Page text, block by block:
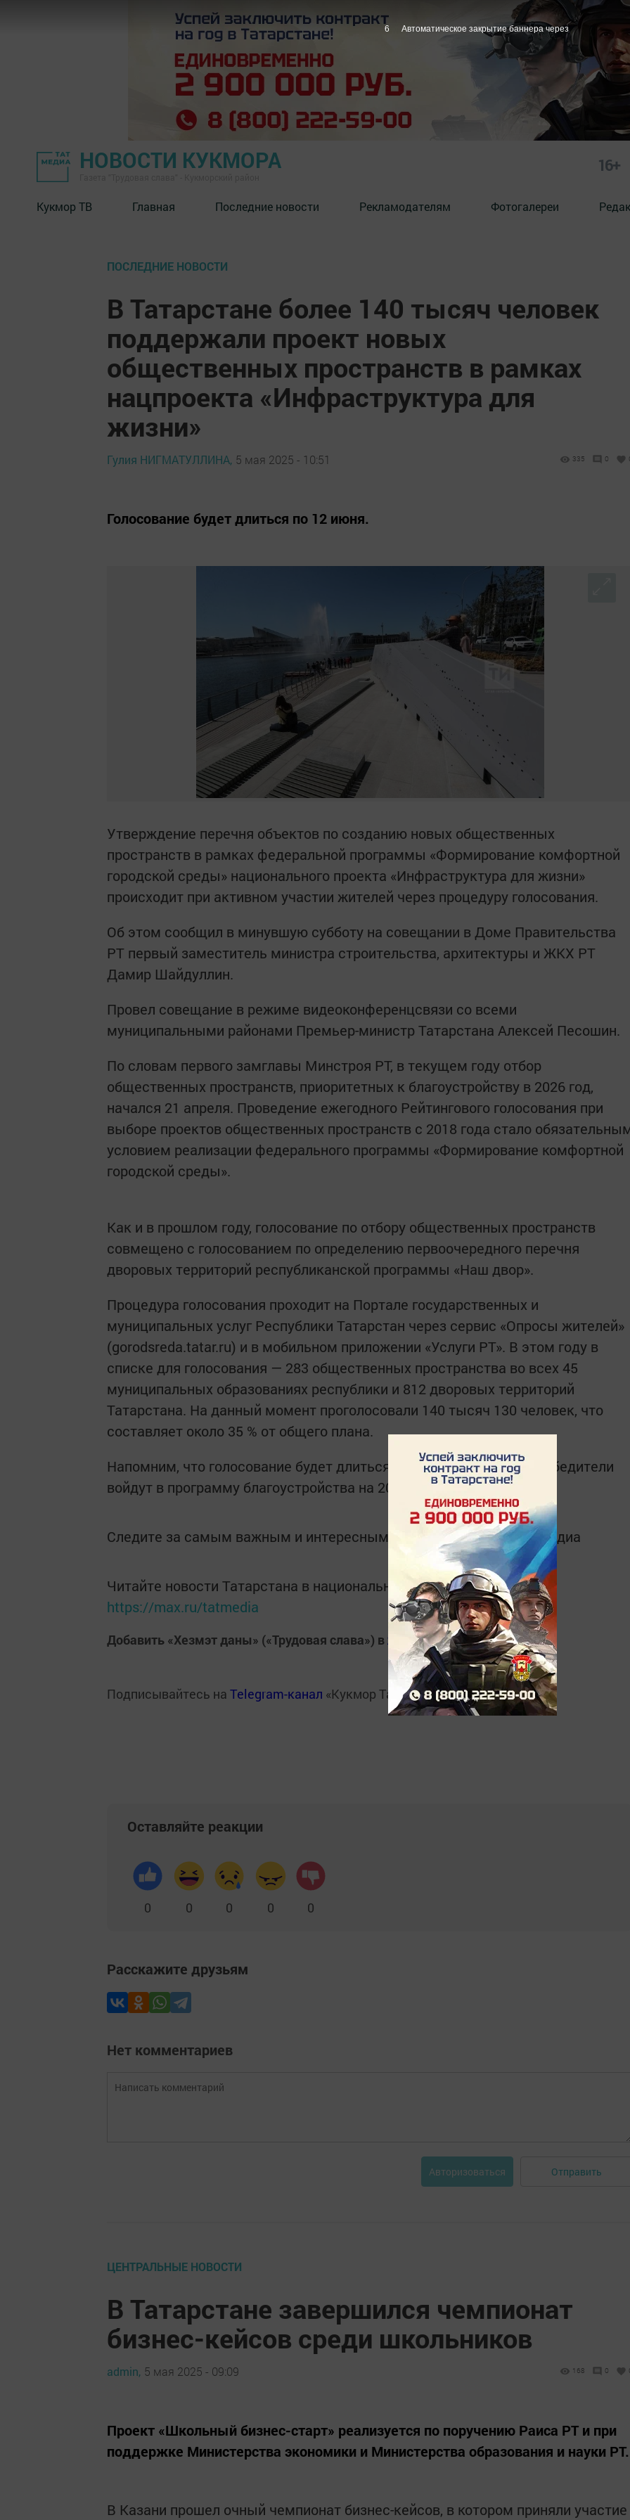
НОВОСТИ КУКМОРА 16+
Кукмор ТВ Главная Последние новости Рекламодателям Фотогалереи
ПОСЛЕДНИЕ НОВОСТИ
В Татарстане более 140 тысяч человек
поддержали проект новых
общественных пространств в рамках
нацпроекта «Инфраструктура для
жизни»
Гулия НИГМАТУЛЛИНА, 5 мая 2025 - 10:51 335 0
Голосование будет длиться по 12 июня.
Утверждение перечня объектов по созданию новых общественных
пространств в рамках федеральной программы «Формирование комфортной
городской среды» национального проекта «Инфраструктура для жизни»
происходит при активном участии жителей через процедуру голосования.
Об этом сообщил в минувшую субботу на совещании в Доме Правительства
РТ первый заместитель министра строительства, архитектуры и ЖКХ РТ
Дамир Шайдуллин.
Провел совещание в режиме видеоконференцсвязи со всеми
муниципальными районами Премьер-министр Татарстана Алексей Песошин.
По словам первого замглавы Минстроя РТ, в текущем году отбор
общественных пространств, приоритетных к благоустройству в 2026 год,
начался 21 апреля. Проведение ежегодного Рейтингового голосования при
выборе проектов общественных пространств с 2018 года стало
условием реализации федерального программы «Формирование комфортной
городской среды».
Как и в прошлом году, голосование по отбору общественных пространств
совмещено с голосованием по определению первоочередного перечня
дворовых территорий республиканской программы «Наш двор».
Процедура голосования проходит на Портале государственных и
муниципальных услуг Республики Татарстан через сервис «Опросы жителей»
(gorodsreda.tatar.ru) и в мобильном приложении «Услуги РТ». В этом году в
списке для голосования — 283 общественных пространства во всех 45
муниципальных образованиях республики и 812 дворовых территорий
Татарстана. На данный момент проголосовали 140 тысяч 130 человек, что
составляет около 35 % от общего плана.
Напомним, что голосование будет длиться по 12 июня. Объекты-победители
войдут в программу благоустройства на 2026 год.
Следите за самым важным и интересным в Telegram-каналеТатмедиа
Читайте новости Татарстана в национальном мессенджере MАХ:
https://max.ru/tatmedia
Добавить «Хезмэт даны» («Трудовая слава») вЯндекс.Новости
Подписывайтесь на Telegram-канал «Кукмор Татарстан»
Оставляйте реакции
0 0 0 0 0
Расскажите друзьям
Нет комментариев
Авторизоваться Отправить
ЦЕНТРАЛЬНЫЕ НОВОСТИ
В Татарстане завершился чемпионат
бизнес-кейсов среди школьников
admin, 5 мая 2025 - 09:09 168 0
Проект «Школьный бизнес-старт» реализуется по поручению Раиса РТ и при
поддержке Министерства экономики и Министерства образования и науки РТ.
В Казани прошел очный чемпионат бизнес-кейсов, в котором приняли участие
4 Автоматическое закрытие баннера через